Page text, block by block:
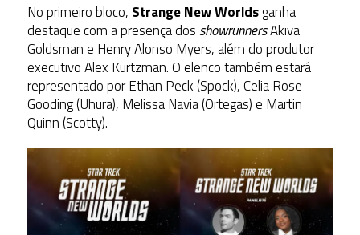
No primeiro bloco, Strange New Worldsganha
destaque com a presença dos showrunnersAkiva
Goldsman e Henry Alonso Myers, além do produtor
executivo Alex Kurtzman. O elenco também estará
representado por Ethan Peck (Spock), Celia Rose
Gooding (Uhura), Melissa Navia (Ortegas) e Martin
Quinn (Scotty).